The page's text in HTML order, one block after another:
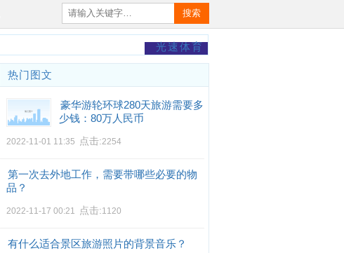
搜索
光速体育
热门图文
豪华游轮环球280天旅游需要多
少钱：80万人民币
2022-11-01 11:35 点击:2254
第一次去外地工作，需要带哪些必要的物
品？
2022-11-17 00:21 点击:1120
有什么适合景区旅游照片的背景音乐？